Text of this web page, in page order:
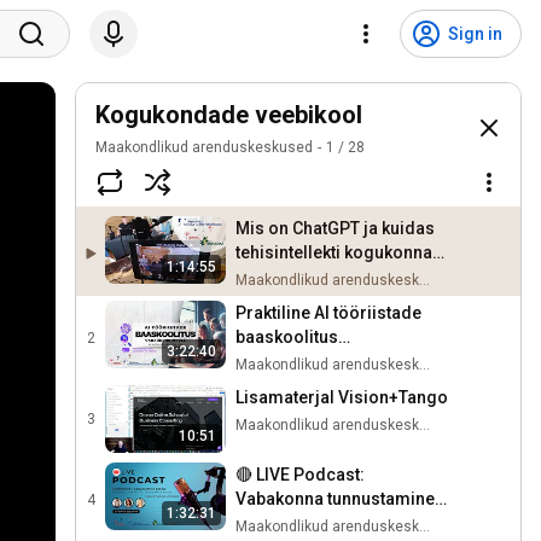
Sign in
Kogukondade veebikool
Maakondlikud arenduskeskused 1 / 28
1:14:55
Mis on ChatGPT ja kuidas
tehisintellekti kogukonna
heaks kasutada?
Maakondlikud arenduskeskused
2
3:22:40
Praktiline AI tööriistade
baaskoolitus
vabaühendustele 23.10.23
Maakondlikud arenduskeskused
3
10:51
Lisamaterjal Vision+Tango
Maakondlikud arenduskeskused
4
1:32:31
🔴 LIVE Podcast:
Vabakonna tunnustamine
Eestis: Viljandi-, Järva- ja
Maakondlikud arenduskeskused